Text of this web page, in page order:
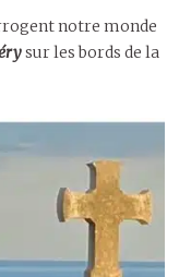
notre monde
sur les bords de la